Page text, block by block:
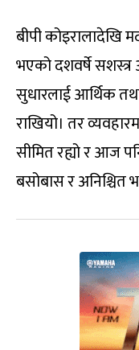
बीपी कोइरालादेखि
भएको दशवर्षे
सुधारलाई आर्थिक
राखियो। तर
सीमित रह्यो र आज
बसोबास र